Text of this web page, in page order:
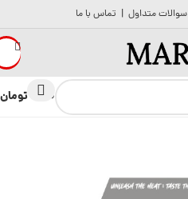
سوالات متداول | تماس با ما
0 تومان